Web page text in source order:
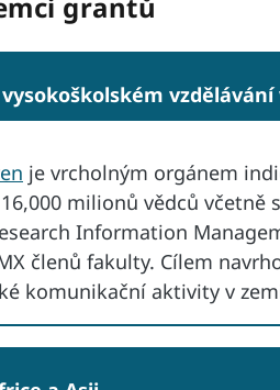
grantů
je vrcholným orgánem
milionů vědců
Information
členů fakulty. Cílem
komunikační aktivity v